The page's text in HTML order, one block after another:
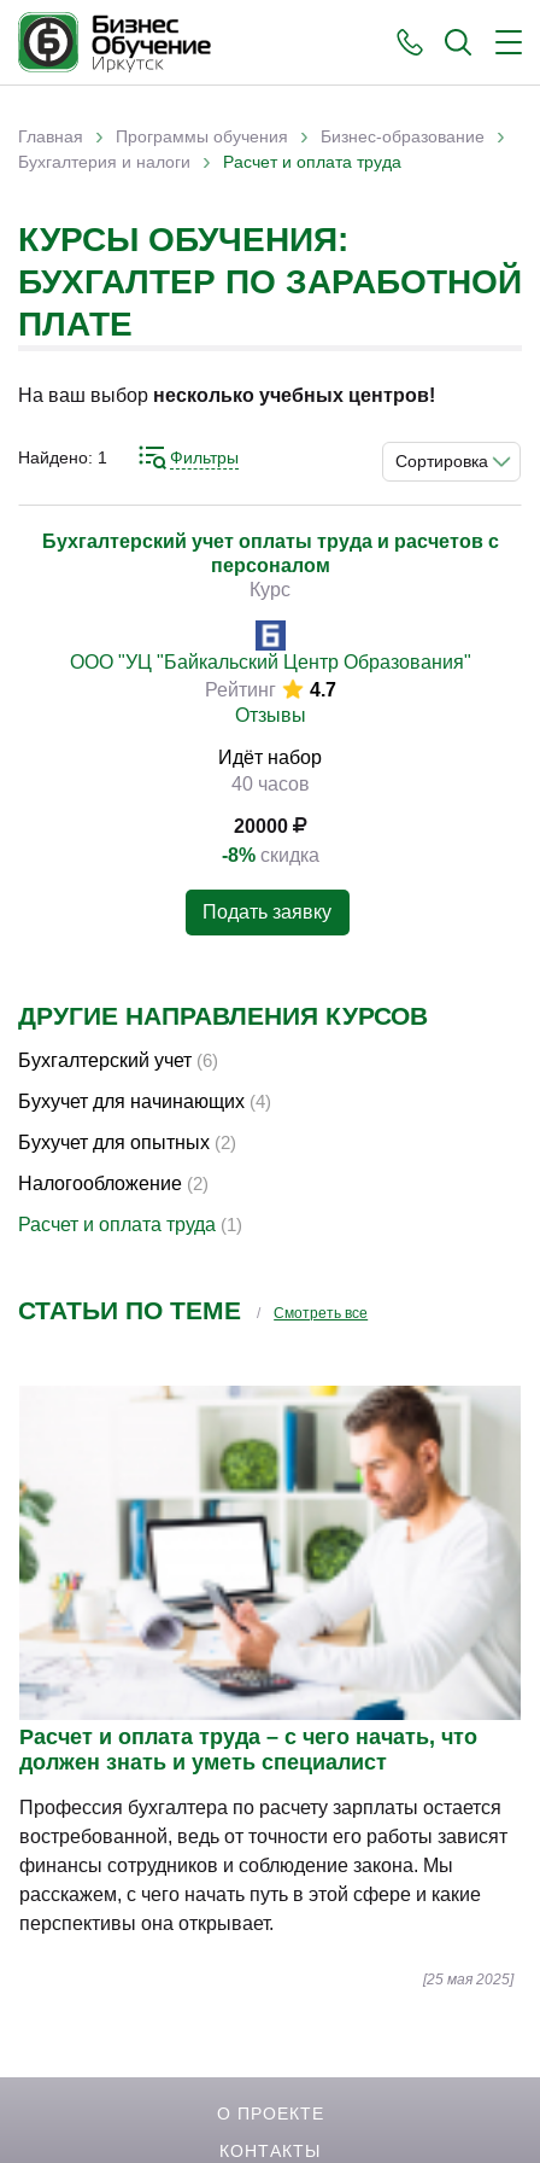
Вы здесь
Главная › Программы обучения › Бизнес-образование ›
Бухгалтерия и налоги › Расчет и оплата труда
КУРСЫ ОБУЧЕНИЯ:
БУХГАЛТЕР ПО ЗАРАБОТНОЙ
ПЛАТЕ
На ваш выбор несколько учебных центров!
Сортировка
Найдено: 1 Фильтры
Бухгалтерский учет оплаты труда и расчетов с
персоналом
Курс
ООО "УЦ "Байкальский Центр Образования"
Рейтинг
4.7
Отзывы
Идёт набор
40 часов
20000
-8% скидка
Подать заявку
ДРУГИЕ НАПРАВЛЕНИЯ КУРСОВ
Бухгалтерский учет (6)
Бухучет для начинающих (4)
Бухучет для опытных (2)
Налогообложение (2)
Расчет и оплата труда (1)
СТАТЬИ ПО ТЕМЕ Смотреть все
Расчет и оплата труда – с чего начать, что
должен знать и уметь специалист
Профессия бухгалтера по расчету зарплаты остается
востребованной, ведь от точности его работы зависят
финансы сотрудников и соблюдение закона. Мы
расскажем, с чего начать путь в этой сфере и какие
перспективы она открывает.
[25 мая 2025]
О ПРОЕКТЕ
КОНТАКТЫ